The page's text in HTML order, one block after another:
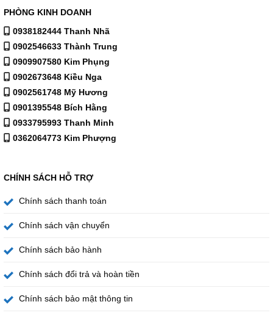
phiền.
Máy rửa bát 14 bộ độc lập Bosch SMS6ZCI16E
Chương trình im lặng
trình Eco 50°C được điều chỉnh đặc biệt để giảm áp suất
PHÒNG KINH DOANH
0938182444 Thanh Nhã
0902546633 Thành Trung
0909907580 Kim Phụng
0902673648 Kiều Nga
0902561748 Mỹ Hương
0901395548 Bích Hằng
0933795993 Thanh Minh
0362064773 Kim Phượng
CHÍNH SÁCH HỖ TRỢ
Chính sách thanh toán
Chính sách vận chuyển
Chính sách bảo hành
Chính sách đổi trả và hoàn tiền
Chính sách bảo mật thông tin